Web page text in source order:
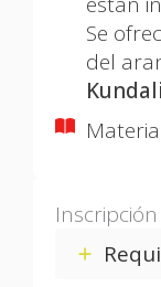
Se
del
Inscripción